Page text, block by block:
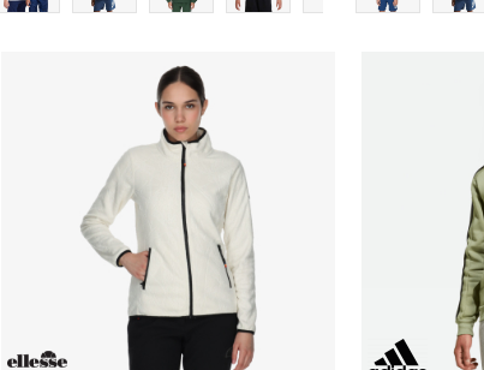
Uporedi